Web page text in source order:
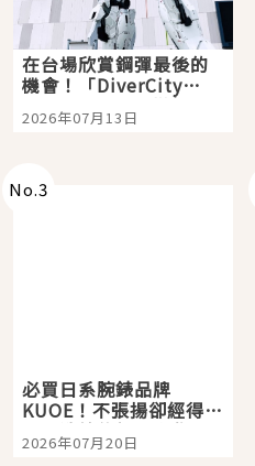
在台場欣賞鋼彈最後的
機會！「DiverCity
Tokyo Plaza」搭船、
購物、美食及夜景，一
2026年07月13日
No.3
必買日系腕錶品牌
KUOE！不張揚卻經得起
時間洗鍊的經典之作五
選
2026年07月20日